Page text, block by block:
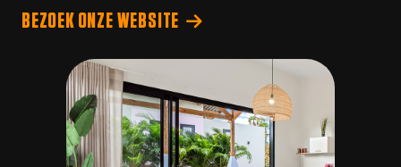
BEZOEK ONZE WEBSITE